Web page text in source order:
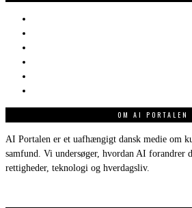
OM AI PORTALEN
AI Portalen er et uafhængigt dansk medie om
samfund. Vi undersøger, hvordan AI forandrer
rettigheder, teknologi og hverdagsliv.